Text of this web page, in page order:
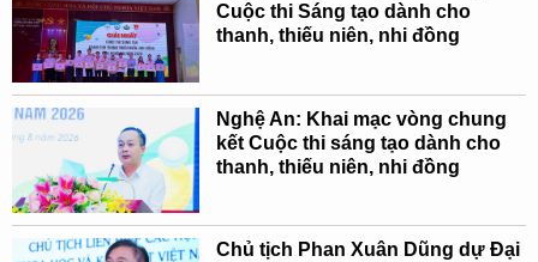
Cuộc thi Sáng tạo dành cho
thanh, thiếu niên, nhi đồng
Nghệ An: Khai mạc vòng chung
kết Cuộc thi sáng tạo dành cho
thanh, thiếu niên, nhi đồng
Chủ tịch Phan Xuân Dũng dự Đại